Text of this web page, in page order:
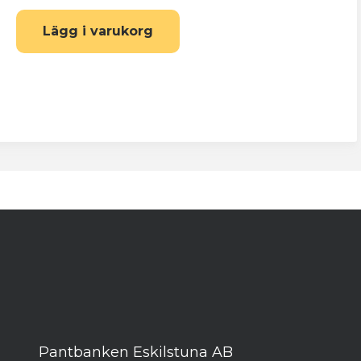
och minst en
av
Lägg i varukorg
Pantbanken Eskilstuna AB